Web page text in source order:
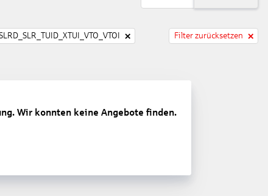
Filter zurücksetzen
Wir konnten keine Angebote finden.